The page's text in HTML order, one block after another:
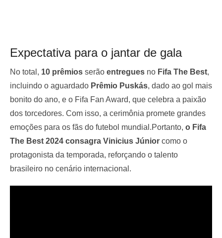
Expectativa para o jantar de gala
No total, 10 prêmios serão entregues no Fifa The Best,
incluindo o aguardado Prêmio Puskás, dado ao gol mais
bonito do ano, e o Fifa Fan Award, que celebra a paixão
dos torcedores. Com isso, a cerimônia promete grandes
emoções para os fãs do futebol mundial.Portanto, o Fifa
The Best 2024 consagra Vinicius Júnior como o
protagonista da temporada, reforçando o talento
brasileiro no cenário internacional.